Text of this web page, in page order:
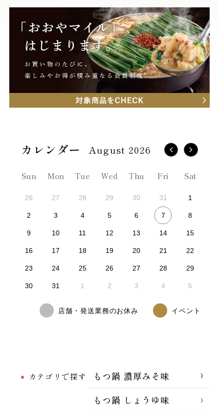
カテゴリで探す
もつ鍋 濃厚みそ味
もつ鍋 しょうゆ味
August 2026
Sun Mon Tue Wed Thu Fri Sat
26 27 28 29 30 31 1
2 3 4 5 6 7 8
9 10 11 12 13 14 15
16 17 18 19 20 21 22
23 24 25 26 27 28 29
30 31 1 2 3 4 5
店舗・発送業務のお休み イベント